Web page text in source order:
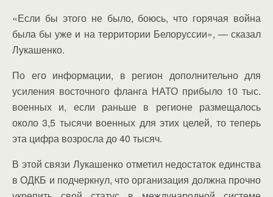
«Если бы этого не было, боюсь, что горячая война
была бы уже и на территории Белоруссии», — сказал
Лукашенко.
По его информации, в регион дополнительно для
усиления восточного фланга НАТО прибыло 10 тыс.
военных и, если раньше в регионе размещалось
около 3,5 тысячи военных для этих целей, то теперь
эта цифра возросла до 40 тысяч.
В этой связи Лукашенко отметил недостаток единства
в ОДКБ и подчеркнул, что организация должна прочно